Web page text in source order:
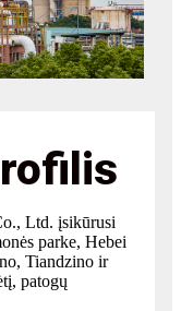
Ltd. įsikūrusi
parke, Hebei
Tiandzino ir
patogų